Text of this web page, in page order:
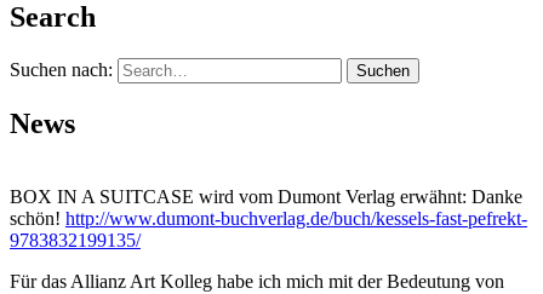
Search
Suchen nach:
News
BOX IN A SUITCASE wird vom Dumont Verlag erwähnt: Danke
schön! http://www.dumont-buchverlag.de/buch/kessels-fast-pefrekt-
9783832199135/
Für das Allianz Art Kolleg habe ich mich mit der Bedeutung von